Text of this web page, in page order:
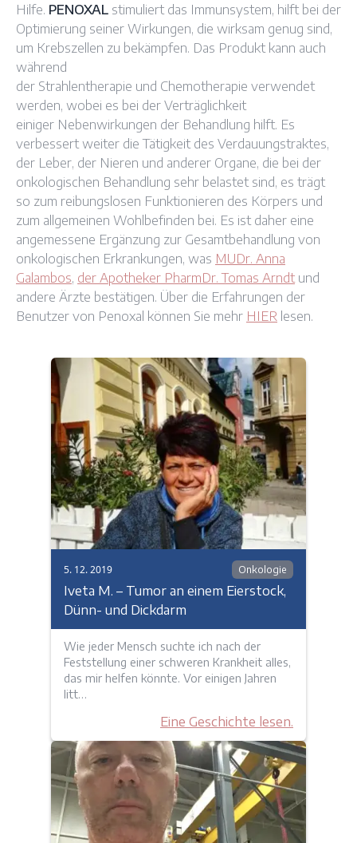
Hilfe. PENOXAL stimuliert das Immunsystem, hilft bei der
Optimierung seiner Wirkungen, die wirksam genug sind,
um Krebszellen zu bekämpfen. Das Produkt kann auch
während
der Strahlentherapie und Chemotherapie verwendet
werden, wobei es bei der Verträglichkeit
einiger Nebenwirkungen der Behandlung hilft. Es
verbessert weiter die Tätigkeit des Verdauungstraktes,
der Leber, der Nieren und anderer Organe, die bei der
onkologischen Behandlung sehr belastet sind, es trägt
so zum reibungslosen Funktionieren des Körpers und
zum allgemeinen Wohlbefinden bei. Es ist daher eine
angemessene Ergänzung zur Gesamtbehandlung von
onkologischen Erkrankungen, was MUDr. Anna
Galambos, der Apotheker PharmDr. Tomas Arndt und
andere Ärzte bestätigen. Über die Erfahrungen der
Benutzer von Penoxal können Sie mehr HIER lesen.
5. 12. 2019 Onkologie
Iveta M. – Tumor an einem Eierstock,
Dünn- und Dickdarm
Wie jeder Mensch suchte ich nach der
Feststellung einer schweren Krankheit alles,
das mir helfen könnte. Vor einigen Jahren
litt…
Eine Geschichte lesen.